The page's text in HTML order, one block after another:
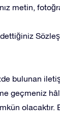
metin,
bulunan
geçmeniz
olacaktır.